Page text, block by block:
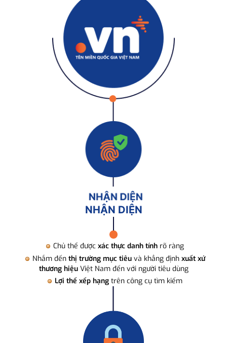
NHẬN DIỆN
Chủ thể được xác thực danh tính rõ ràng
Nhắm đến thị trường mục tiêuvà khẳng định xuất xứ
thương hiệuViệt Nam đến với người tiêu dùng
Lợi thế xếp hạng trên công cụ tìm kiếm